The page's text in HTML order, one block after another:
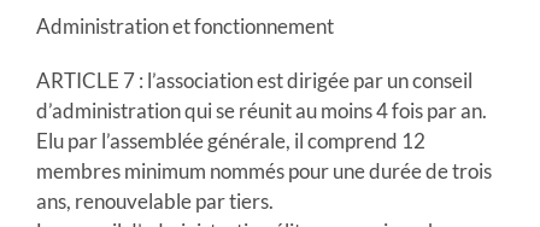
Administration et fonctionnement
ARTICLE 7 : l’association est dirigée par un conseil
d’administration qui se réunit au moins 4 fois par an.
Elu par l’assemblée générale, il comprend 12
membres minimum nommés pour une durée de trois
ans, renouvelable par tiers.